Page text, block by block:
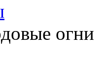
огни